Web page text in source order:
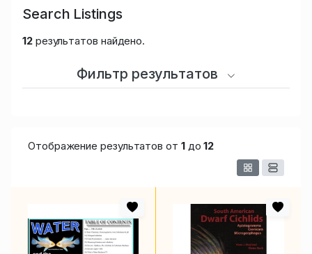
Search Listings
12результатов найдено.
Фильтр результатов
Отображение результатов от 1до12